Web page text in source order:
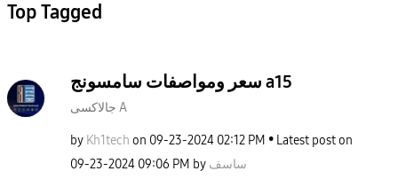
Top Tagged
سعر ومواصفات سامسونج a15
جالاكسى A
by Kh1tech on ‎09-23-2024 02:12 PM
Latest post on
‎09-23-2024 09:06 PM by ساسف